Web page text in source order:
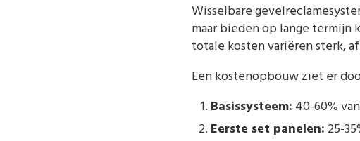
Wisselbare
maar bieden op lange termijn
totale kosten variëren sterk,
Een kostenopbouw ziet er
Basissysteem: 40-60%
Eerste set panelen: 25-